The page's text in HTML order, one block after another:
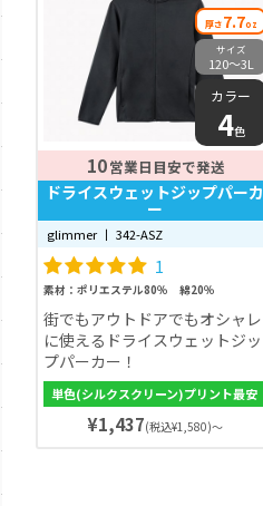
厚さ7.7oz
サイズ
120〜3L
カラー
4色
10営業日目安で発送
ドライスウェットジップパーカ
ー
glimmer 丨 342-ASZ
1
素材：ポリエステル80％ 綿20％
街でもアウトドアでもオシャレ
に使えるドライスウェットジッ
プパーカー！
単色(シルクスクリーン)プリント最安
¥1,437(税込¥1,580)～